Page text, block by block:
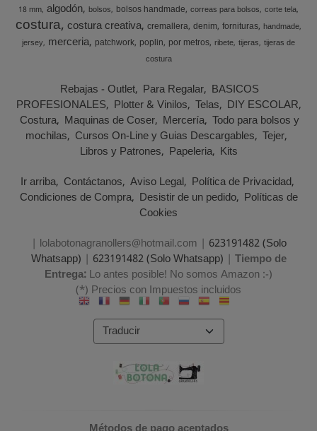
18 mm algodón bolsos bolsos handmade correas para bolsos corte tela
costura costura creativa cremallera denim fornituras handmade
jersey merceria patchwork poplin por metros ribete tijeras tijeras de
costura
Rebajas - Outlet Para Regalar BASICOS
PROFESIONALES Plotter & Vinilos Telas DIY ESCOLAR
Costura Maquinas de Coser Mercería Todo para bolsos y
mochilas Cursos On-Line y Guias Descargables Tejer
Libros y Patrones Papeleria Kits
Ir arriba Contáctanos Aviso Legal Política de Privacidad
Condiciones de Compra Desistir de un pedido Políticas de
Cookies
| lolabotonagranollers@hotmail.com | 623191482 (Solo
Whatsapp) | 623191482 (Solo Whatsapp) | Tiempo de
Entrega:Lo antes posible! No somos Amazon :-)
(*) Precios con Impuestos incluidos